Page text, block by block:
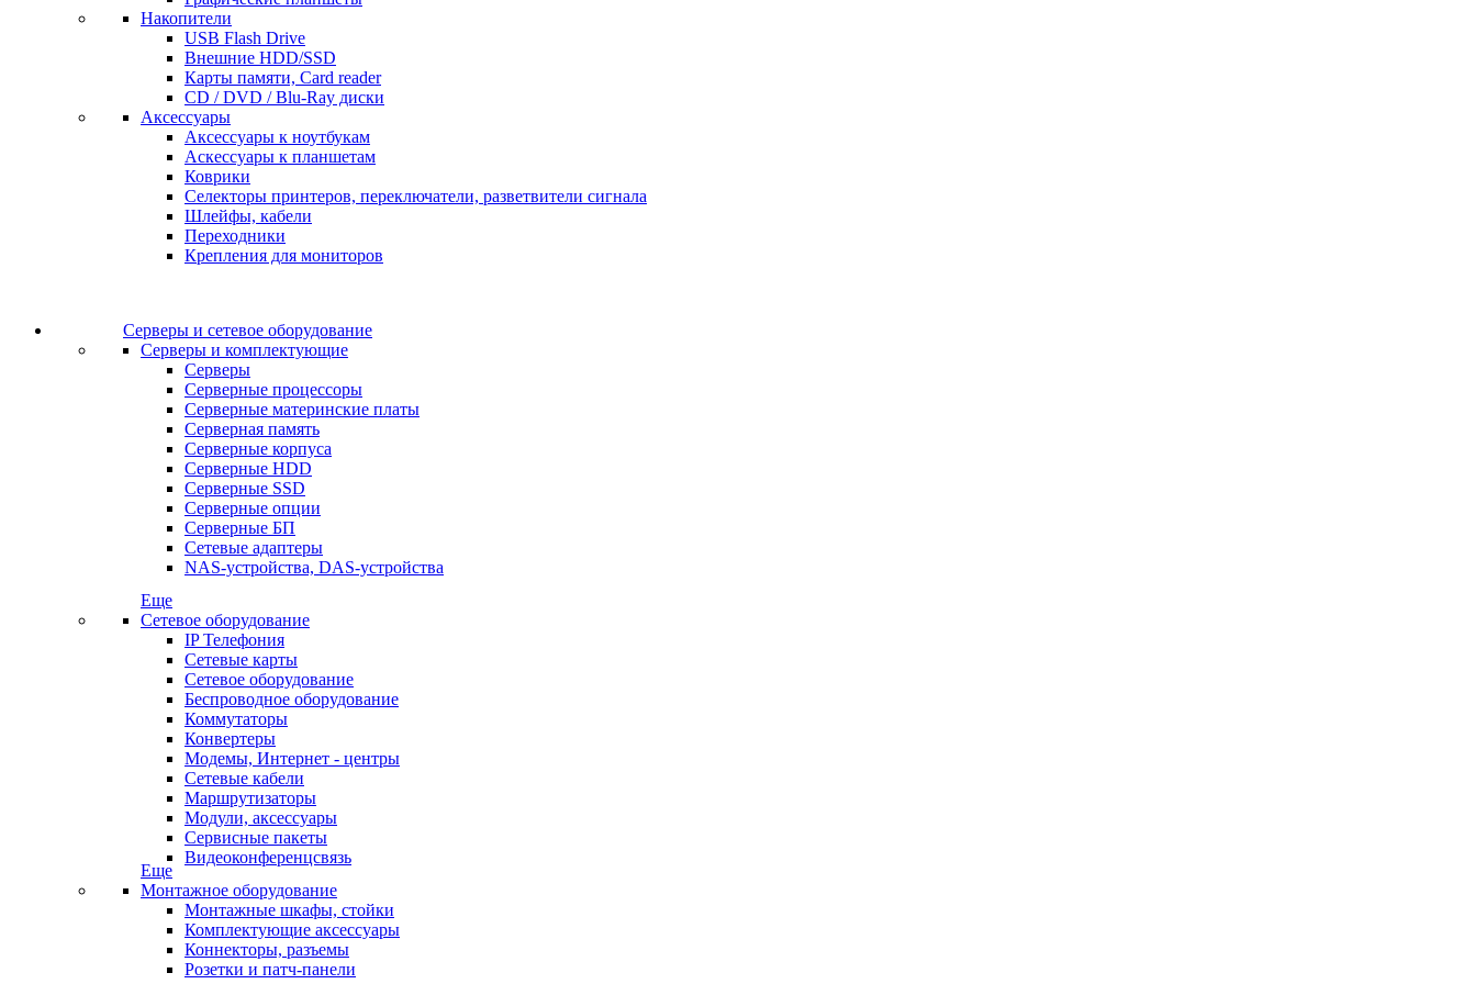
Накопители
USB Flash Drive
Внешние HDD/SSD
Карты памяти, Card reader
CD / DVD / Blu-Ray диски
Аксессуары
Аксессуары к ноутбукам
Аскессуары к планшетам
Коврики
Селекторы принтеров, переключатели, разветвители сигнала
Шлейфы, кабели
Переходники
Крепления для мониторов
Серверы и сетевое оборудование
Серверы и комплектующие
Серверы
Серверные процессоры
Серверные материнские платы
Серверная память
Серверные корпуса
Серверные HDD
Серверные SSD
Серверные опции
Серверные БП
Сетевые адаптеры
NAS-устройства, DAS-устройства
Еще
Сетевое оборудование
IP Телефония
Сетевые карты
Сетевое оборудование
Беспроводное оборудование
Коммутаторы
Конвертеры
Модемы, Интернет - центры
Сетевые кабели
Маршрутизаторы
Модули, аксессуары
Сервисные пакеты
Видеоконференцсвязь
Еще
Монтажное оборудование
Монтажные шкафы, стойки
Комплектующие аксессуары
Коннекторы, разъемы
Розетки и патч-панели